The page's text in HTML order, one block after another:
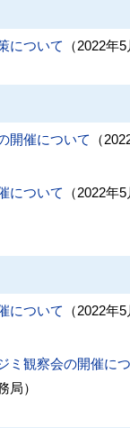
について （2022年5
開催について （
について
（2022年5
について （2022年5
ミ観察会の開催に
局）